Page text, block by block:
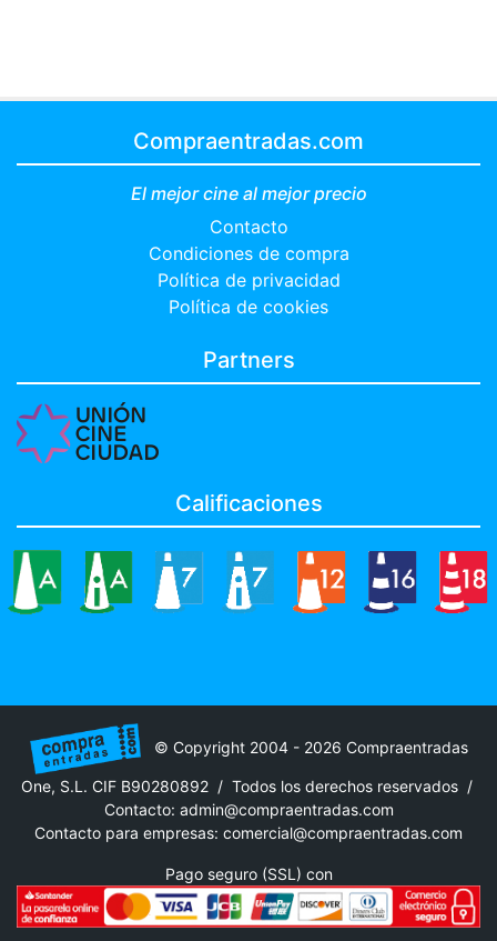
Compraentradas.com
El mejor cine al mejor precio
Contacto
Condiciones de compra
Política de privacidad
Política de cookies
Partners
Calificaciones
© Copyright 2004 - 2026 Compraentradas
One, S.L. CIF B90280892 / Todos los derechos reservados /
Contacto: admin@compraentradas.com
Contacto para empresas: comercial@compraentradas.com
Pago seguro (SSL) con